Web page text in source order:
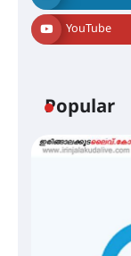
YouTube
Popular